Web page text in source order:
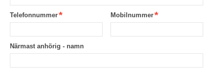
Telefonnummer Mobilnummer
Närmast anhörig - namn